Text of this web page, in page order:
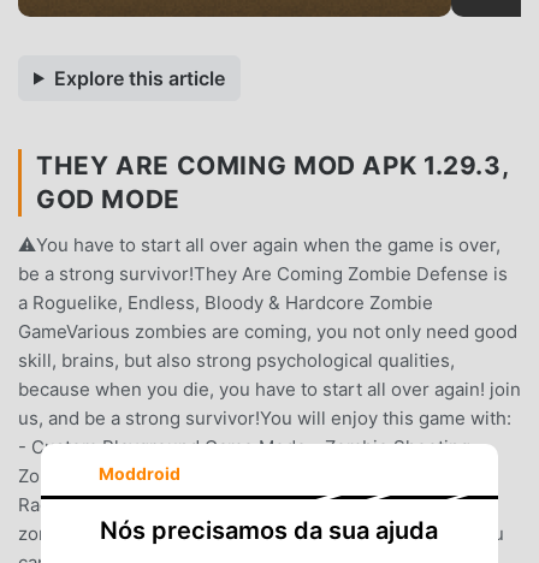
Explore this article
THEY ARE COMING MOD APK 1.29.3,
GOD MODE
⚠️You have to start all over again when the game is over,
be a strong survivor!They Are Coming Zombie Defense is
a Roguelike, Endless, Bloody & Hardcore Zombie
GameVarious zombies are coming, you not only need good
skill, brains, but also strong psychological qualities,
because when you die, you have to start all over again! join
us, and be a strong survivor!You will enjoy this game with:
- Custom Playground Game Mode - Zombie Shooting -
Zombie Defense - Firearms - Melee Weapons - Traps -
Ragdoll Physics - Bloody Kills - Simple Game ModeThe
zombies keep coming, more and more every day, but you
Moddroid
Nós precisamos da sua ajuda